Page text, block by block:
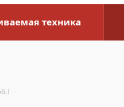
техника